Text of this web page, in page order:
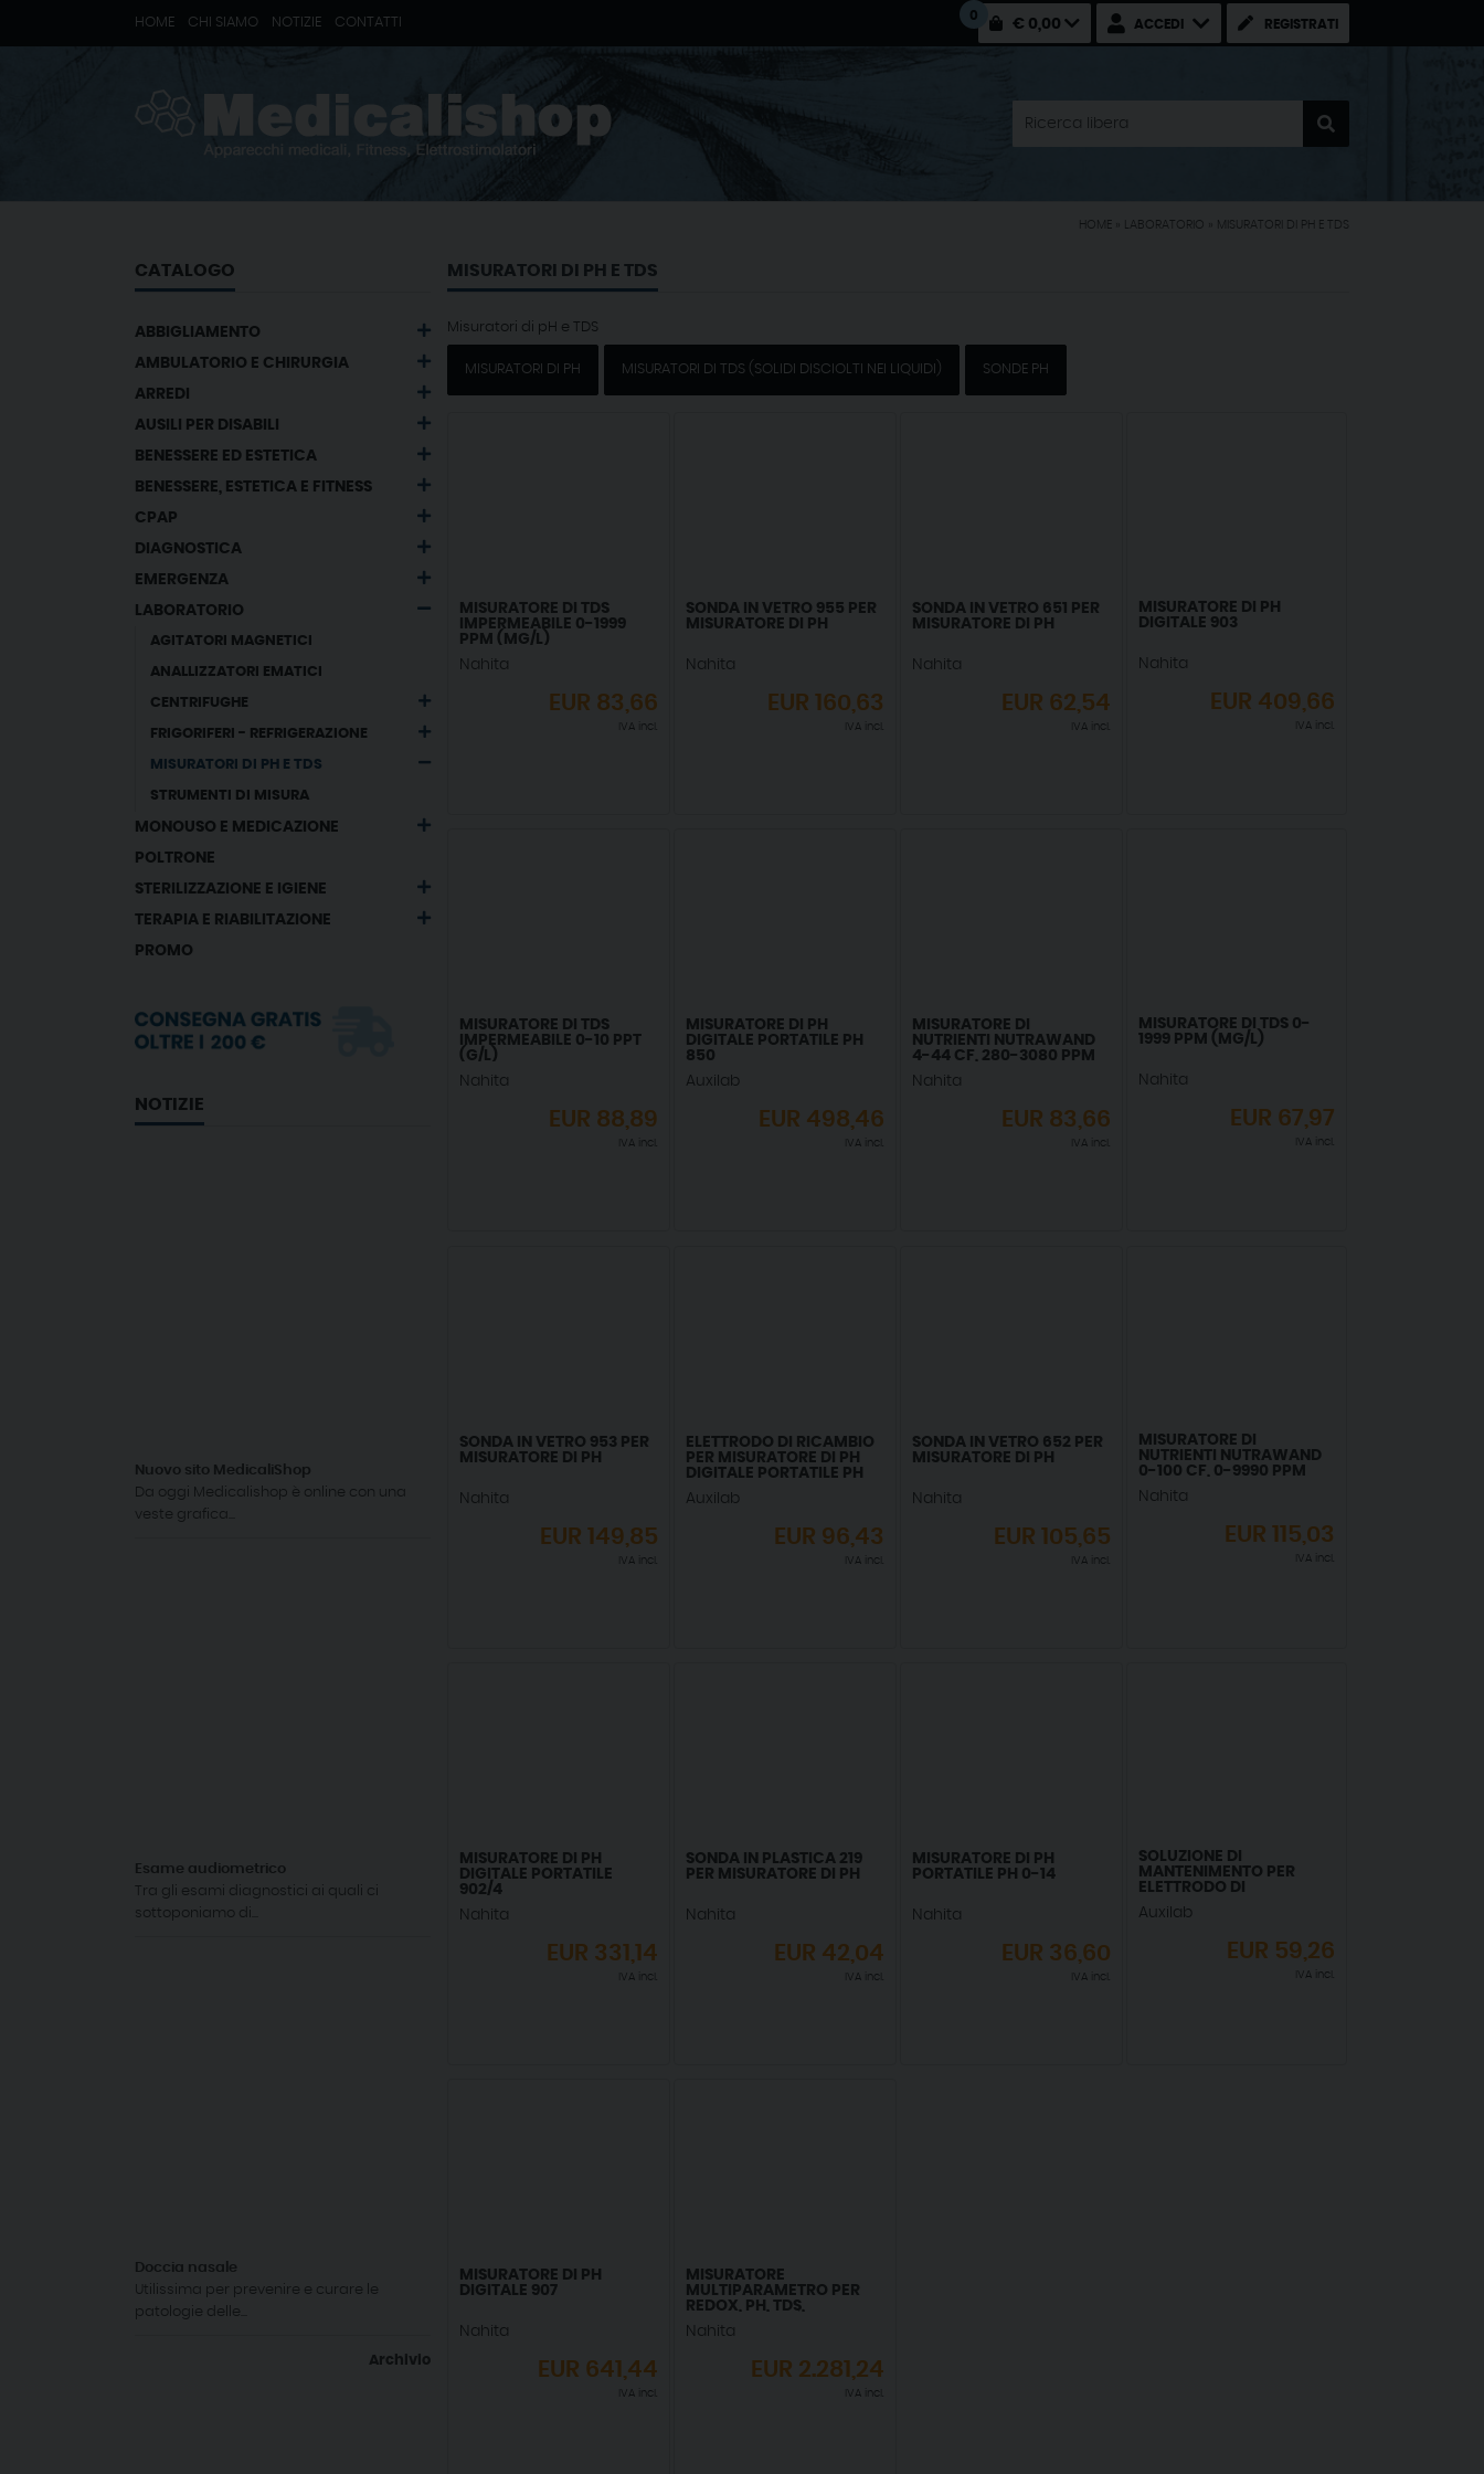
HOME CHI SIAMO NOTIZIE CONTATTI REGISTRATI
ACCEDI
0
€ 0,00
HOME LABORATORIO MISURATORI DI PH E TDS
CATALOGO
ABBIGLIAMENTO
AMBULATORIO E CHIRURGIA
ARREDI
AUSILI PER DISABILI
BENESSERE ED ESTETICA
BENESSERE, ESTETICA E FITNESS
CPAP
DIAGNOSTICA
EMERGENZA
LABORATORIO
AGITATORI MAGNETICI
ANALLIZZATORI EMATICI
CENTRIFUGHE
FRIGORIFERI - REFRIGERAZIONE
MISURATORI DI PH E TDS
STRUMENTI DI MISURA
MONOUSO E MEDICAZIONE
POLTRONE
STERILIZZAZIONE E IGIENE
TERAPIA E RIABILITAZIONE
PROMO
NOTIZIE
Nuovo sito MedicaliShop
Da oggi Medicalishop è online con una
veste grafica...
Esame audiometrico
Tra gli esami diagnostici ai quali ci
sottoponiamo di...
Doccia nasale
Utilissima per prevenire e curare le
patologie delle...
Archivio
MISURATORI DI PH E TDS
Misuratori di pH e TDS
MISURATORI DI PH MISURATORI DI TDS (SOLIDI DISCIOLTI NEI LIQUIDI) SONDE PH
MISURATORE DI TDS
IMPERMEABILE 0-1999
PPM (MG/L)
Nahita
EUR 83,66
IVA incl.
SONDA IN VETRO 955 PER
MISURATORE DI PH
Nahita
EUR160,63
IVA incl.
SONDA IN VETRO 651 PER
MISURATORE DI PH
Nahita
EUR 62,54
IVA incl.
MISURATORE DI PH
DIGITALE 903
Nahita
EUR 409,66
IVA incl.
MISURATORE DI TDS
IMPERMEABILE 0-10 PPT
(G/L)
Nahita
EUR 88,89
IVA incl.
MISURATORE DI PH
DIGITALE PORTATILE PH
850
Auxilab
EUR 498,46
IVA incl.
MISURATORE DI
NUTRIENTI NUTRAWAND
4-44 CF, 280-3080 PPM
Nahita
EUR 83,66
IVA incl.
MISURATORE DI TDS 0-
1999 PPM (MG/L)
Nahita
EUR 67,97
IVA incl.
SONDA IN VETRO 953 PER
MISURATORE DI PH
Nahita
EUR149,85
IVA incl.
ELETTRODO DI RICAMBIO
PER MISURATORE DI PH
DIGITALE PORTATILE PH
Auxilab
EUR 96,43
IVA incl.
SONDA IN VETRO 652 PER
MISURATORE DI PH
Nahita
EUR105,65
IVA incl.
MISURATORE DI
NUTRIENTI NUTRAWAND
0-100 CF, 0-9990 PPM
Nahita
EUR 115,03
IVA incl.
MISURATORE DI PH
DIGITALE PORTATILE
902/4
Nahita
EUR 331,14
IVA incl.
SONDA IN PLASTICA 219
PER MISURATORE DI PH
Nahita
EUR 42,04
IVA incl.
MISURATORE DI PH
PORTATILE PH 0-14
Nahita
EUR 36,60
IVA incl.
SOLUZIONE DI
MANTENIMENTO PER
ELETTRODO DI
MISURATORE DI PH
DIGITALE PORTATILE
Auxilab
EUR 59,26
IVA incl.
MISURATORE DI PH
DIGITALE 907
Nahita
EUR 641,44
IVA incl.
MISURATORE
MULTIPARAMETRO PER
REDOX, PH, TDS,
CONDUCIBILITÀ,
RESISTIVITÀ, SALINITÀ, %
Nahita
EUR 2.281,24
IVA incl.